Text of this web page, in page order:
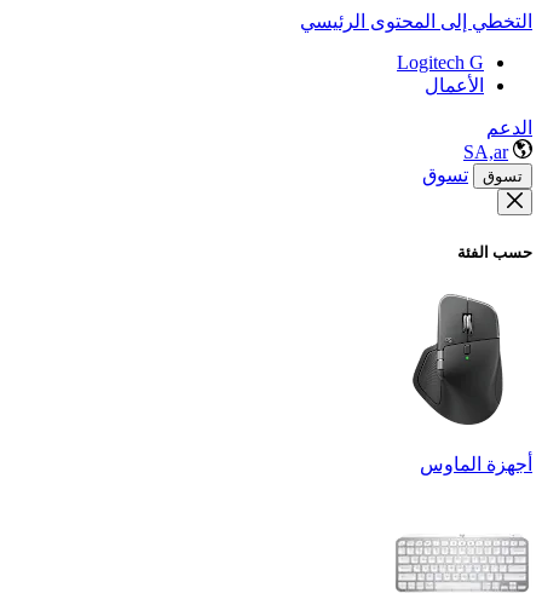
التخطي إلى المحتوى الرئيسي
Logitech G
الأعمال
الدعم
SA,ar
تسوق تسوق
حسب الفئة
أجهزة الماوس